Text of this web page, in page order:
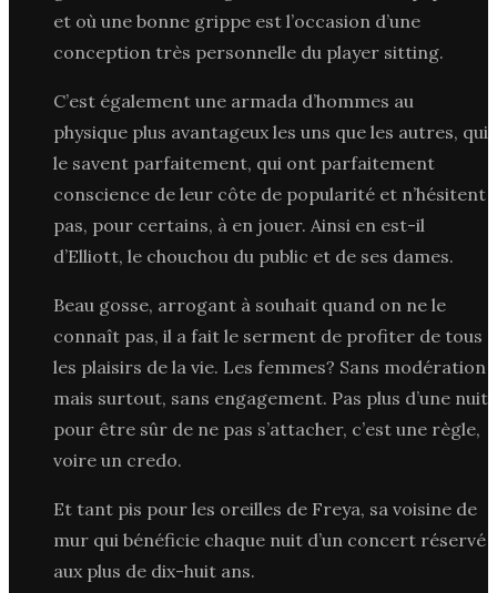
et où une bonne grippe est l’occasion d’une
conception très personnelle du player sitting.
C’est également une armada d’hommes au
physique plus avantageux les uns que les autres, qui
le savent parfaitement, qui ont parfaitement
conscience de leur côte de popularité et n’hésitent
pas, pour certains, à en jouer. Ainsi en est-il
d’Elliott, le chouchou du public et de ses dames.
Beau gosse, arrogant à souhait quand on ne le
connaît pas, il a fait le serment de profiter de tous
les plaisirs de la vie. Les femmes? Sans modération
mais surtout, sans engagement. Pas plus d’une nuit
pour être sûr de ne pas s’attacher, c’est une règle,
voire un credo.
Et tant pis pour les oreilles de Freya, sa voisine de
mur qui bénéficie chaque nuit d’un concert réservé
aux plus de dix-huit ans.